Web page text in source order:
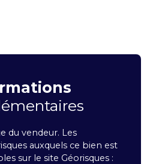
du vendeur. Les
auxquels ce bien est
sur le site Géorisques :